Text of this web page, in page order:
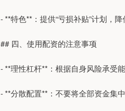
- **特色**：提供“亏损补贴”计划，
## 四、使用配资的注意事项
- **理性杠杆**：根据自身风险承受
- **分散配置**：不要将全部资金集